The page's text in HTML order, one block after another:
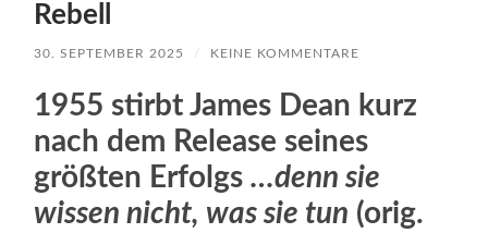
Rebell
30. SEPTEMBER 2025 / KEINE KOMMENTARE
1955 stirbt James Dean kurz
nach dem Release seines
größten Erfolgs…denn sie
wissen nicht, was sie tun (orig.